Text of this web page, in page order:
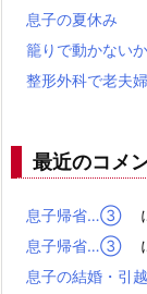
息子の夏休み
籠りで動かない
整形外科で老夫
最近のコメ
息子帰省…③
息子帰省…③
息子の結婚・引